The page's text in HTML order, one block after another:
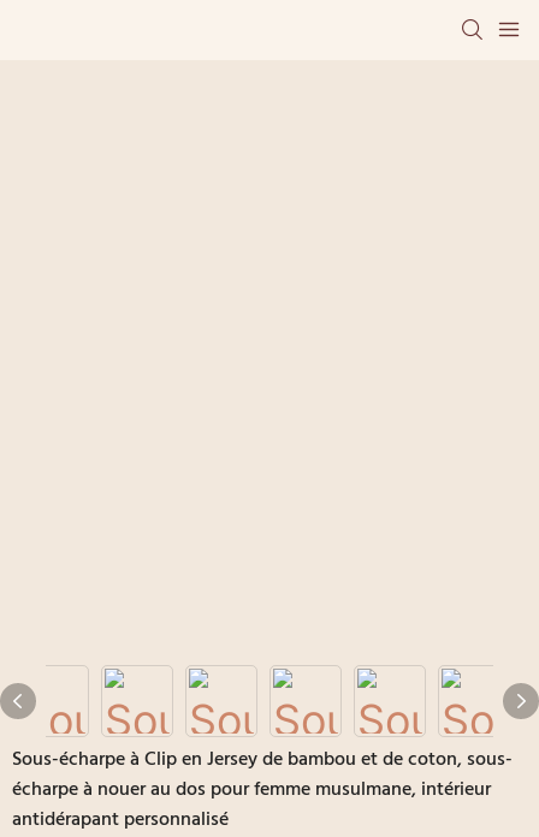
Sous-écharpe à Clip en Jersey de bambou et de coton, sous-
écharpe à nouer au dos pour femme musulmane, intérieur
antidérapant personnalisé